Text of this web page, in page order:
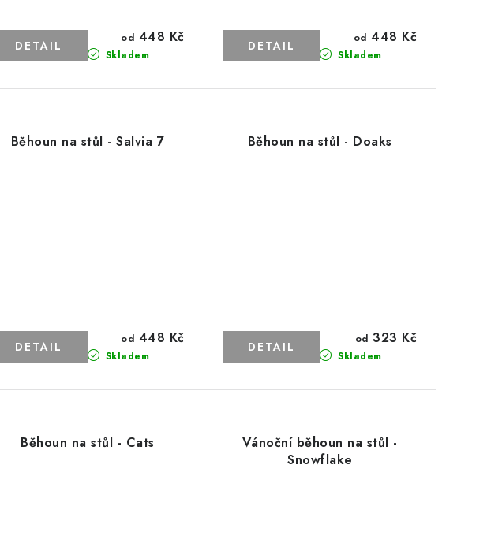
Skladem
od 448 Kč
Skladem
od 448 Kč
Běhoun na stůl - Salvia 7
Skladem
od 448 Kč
Běhoun na stůl - Doaks
Skladem
od 323 Kč
Běhoun na stůl - Cats
Vánoční běhoun na stůl -
Snowflake